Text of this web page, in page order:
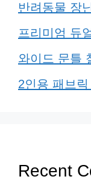
반려동물 장
프리미엄 듀
와이드 문틀
2인용 패브
Recent